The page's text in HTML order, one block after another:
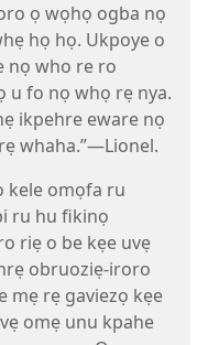
ọ wọhọ ogba nọ
họ họ. Ukpoye o
nọ who re ro
u fo nọ whọ rẹ nya.
ikpehre eware nọ
whaha.”—Lionel.
kele omọfa ru
ru hu fikinọ
riẹ o be kẹe uvẹ
obruoziẹ-iroro
mẹ rẹ gaviezọ kẹe
omẹ unu kpahe